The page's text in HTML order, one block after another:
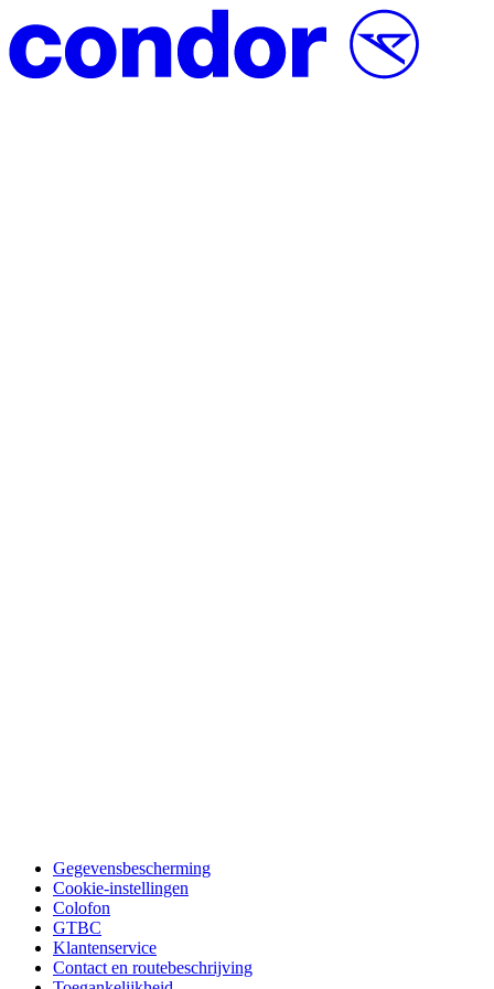
Gegevensbescherming
Cookie-instellingen
Colofon
GTBC
Klantenservice
Contact en routebeschrijving